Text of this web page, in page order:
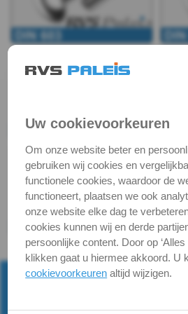
603
-
A2
DIN
603
-
A2
-
m5
Uw cookievoorkeuren
Om onze website beter en
gebruiken wij cookies en
functionele cookies, waardoor de
functioneert, plaatsen we ook
onze website elke dag te
cookies kunnen wij en derde
persoonlijke content. Door op ‘Alles
klikken gaat u hiermee akkoord. U
cookievoorkeuren altijd wijzigen.